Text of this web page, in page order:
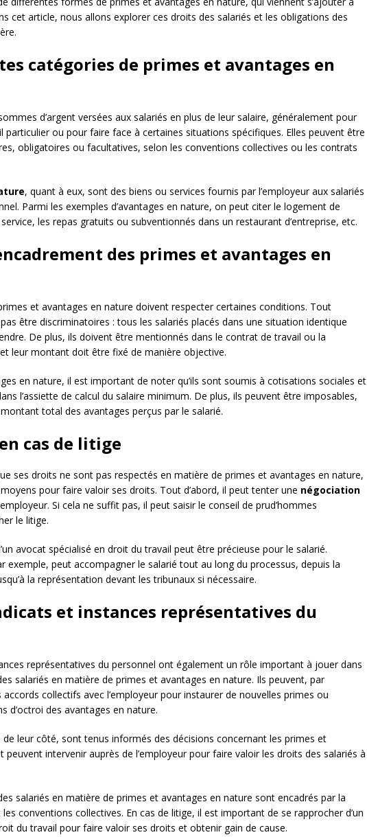
cet article, nous allons explorer ces droits des salariés et les obligations des
catégories de primes et avantages en
d’argent versées aux salariés en plus de leur salaire, généralement pour
particulier ou pour faire face à certaines situations spécifiques. Elles peuvent être
obligatoires ou facultatives, selon les conventions collectives ou les contrats
, quant à eux, sont des biens ou services fournis par l’employeur aux salariés
Parmi les exemples d’avantages en nature, on peut citer le logement de
les repas gratuits ou subventionnés dans un restaurant d’entreprise, etc.
des primes et avantages en
et avantages en nature doivent respecter certaines conditions. Tout
être discriminatoires : tous les salariés placés dans une situation identique
De plus, ils doivent être mentionnés dans le contrat de travail ou la
leur montant doit être fixé de manière objective.
en nature, il est important de noter qu’ils sont soumis à cotisations sociales et
l’assiette de calcul du salaire minimum. De plus, ils peuvent être imposables,
total des avantages perçus par le salarié.
cas de litige
ses droits ne sont pas respectés en matière de primes et avantages en nature,
pour faire valoir ses droits. Tout d’abord, il peut tenter une négociation
Si cela ne suffit pas, il peut saisir le conseil de prud’hommes
le litige.
avocat spécialisé en droit du travail peut être précieuse pour le salarié.
exemple, peut accompagner le salarié tout au long du processus, depuis la
la représentation devant les tribunaux si nécessaire.
et instances représentatives du
représentatives du personnel ont également un rôle important à jouer dans
salariés en matière de primes et avantages en nature. Ils peuvent, par
collectifs avec l’employeur pour instaurer de nouvelles primes ou
d’octroi des avantages en nature.
de leur côté, sont tenus informés des décisions concernant les primes et
peuvent intervenir auprès de l’employeur pour faire valoir les droits des salariés à
salariés en matière de primes et avantages en nature sont encadrés par la
conventions collectives. En cas de litige, il est important de se rapprocher d’un
du travail pour faire valoir ses droits et obtenir gain de cause.